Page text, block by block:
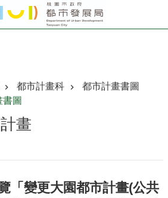
都市計畫科
都市計畫書圖
圖
畫
「變更大園都市計畫(公共